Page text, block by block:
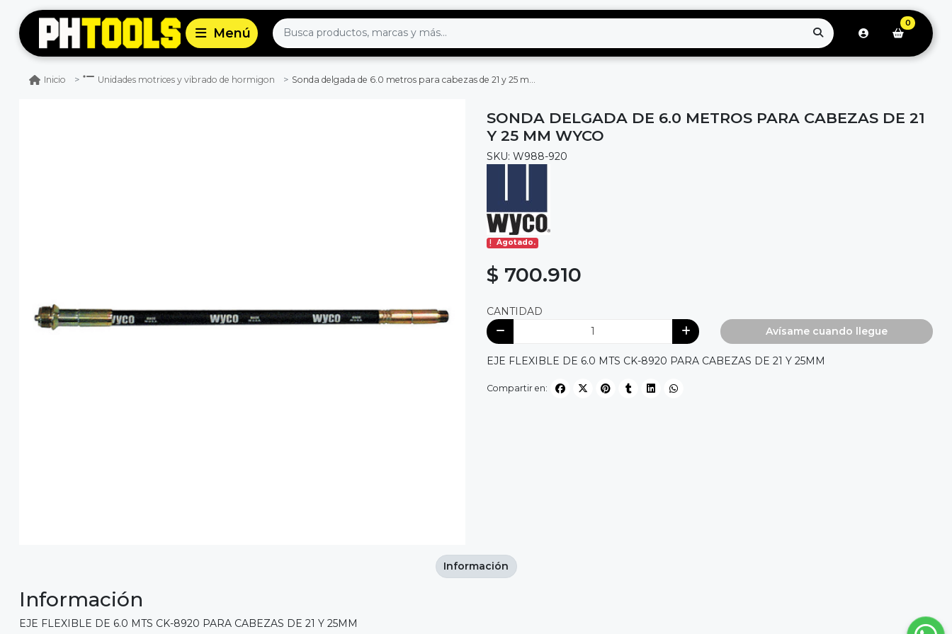
0
Inicio Unidades motrices y vibrado de hormigon Sonda delgada de 6.0 metros para cabezas de 21 y 25 mm wyco
SONDA DELGADA DE 6.0 METROS PARA CABEZAS DE 21
Y 25 MM WYCO
SKU: W988-920
Agotado.
$ 700.910
CANTIDAD
Avísame cuando llegue
EJE FLEXIBLE DE 6.0 MTS CK-8920 PARA CABEZAS DE 21 Y 25MM
Compartir en:
Información
EJE FLEXIBLE DE 6.0 MTS CK-8920 PARA CABEZAS DE 21 Y 25MM
Información